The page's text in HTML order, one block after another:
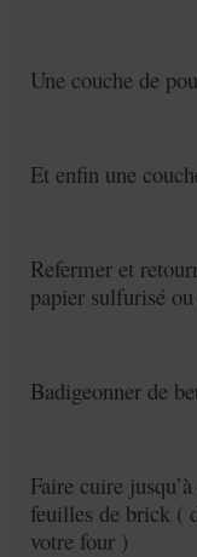
Une couche de
Et enfin une
Refermer et
papier sulfurisé
Badigeonner de
Faire cuire
feuilles de brick (
votre four )